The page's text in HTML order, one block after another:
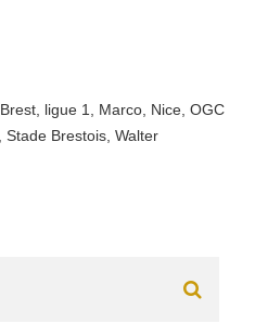
Brest ligue 1 Marco Nice OGC
Stade Brestois Walter